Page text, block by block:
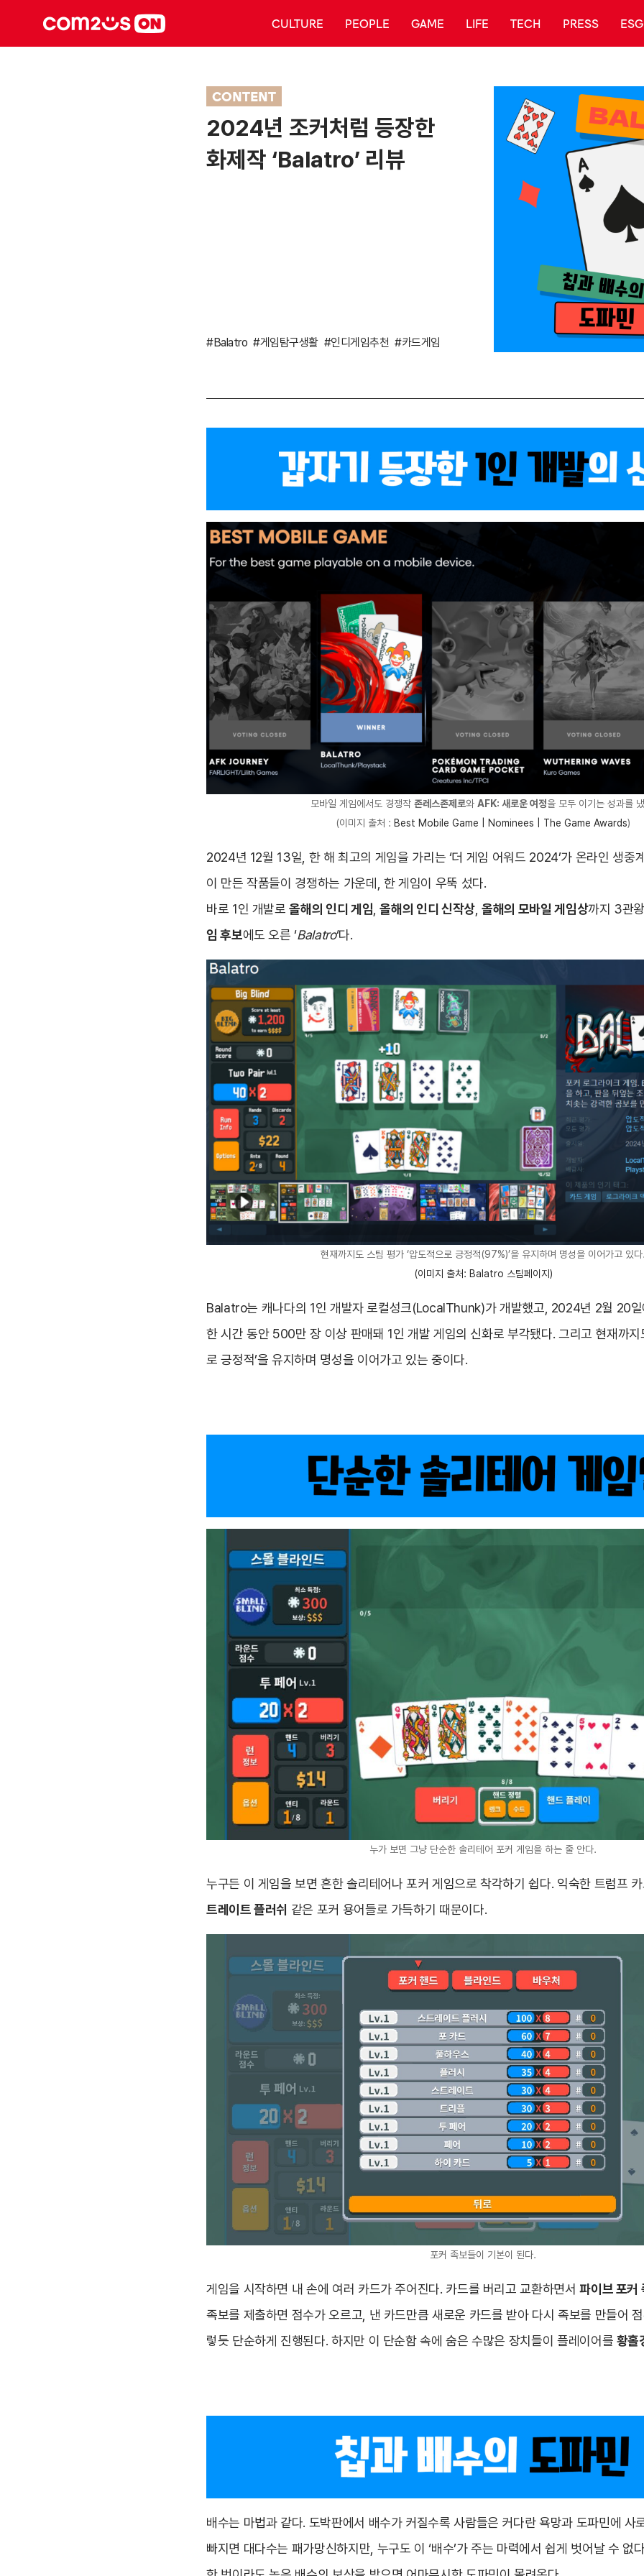
CULTURE PEOPLE GAME LIFE TECH PRESS ESG
CONTENT
2024년 조커처럼 등장한
화제작 ‘Balatro’ 리뷰
#Balatro #게임탐구생활 #인디게임추천 #카드게임
모바일 게임에서도 경쟁작 존레스존제로와 AFK: 새로운 여정을 모두 이기는 성과를
(이미지 출처 : Best Mobile Game | Nominees | The Game Awards)
2024년 12월 13일, 한 해 최고의 게임을 가리는 ‘더 게임 어워드 2024’가 온라인 생중
이 만든 작품들이 경쟁하는 가운데, 한 게임이 우뚝 섰다.
바로 1인 개발로올해의 인디 게임 ,올해의 인디 신작상,올해의 모바일 게임상까지 3관
임 후보에도 오른 ‘Balatro‘다.
현재까지도 스팀 평가 ‘압도적으로 긍정적(97%)’을 유지하며 명성을 이어가고 있
(이미지 출처: Balatro 스팀페이지)
Balatro는 캐나다의 1인 개발자 로컬성크(LocalThunk)가 개발했고, 2024년 2월 20일
한 시간 동안 500만 장 이상 판매돼 1인 개발 게임의 신화로 부각됐다. 그리고 현재까지
로 긍정적’을 유지하며 명성을 이어가고 있는 중이다.
누가 보면 그냥 단순한 솔리테어 포커 게임을 하는 줄 안다.
누구든 이 게임을 보면 흔한 솔리테어나 포커 게임으로 착각하기 쉽다. 익숙한 트럼프
트레이트 플러쉬 같은 포커 용어들로 가득하기 때문이다.
포커 족보들이 기본이 된다.
게임을 시작하면 내 손에 여러 카드가 주어진다. 카드를 버리고 교환하면서파이브 포커
족보를 제출하면 점수가 오르고, 낸 카드만큼 새로운 카드를 받아 다시 족보를 만들어
렇듯 단순하게 진행된다. 하지만 이 단순함 속에 숨은 수많은 장치들이 플레이어를 황홀
배수는 마법과 같다. 도박판에서 배수가 커질수록 사람들은 커다란 욕망과 도파민에 사
빠지면 대다수는 패가망신하지만, 누구도 이 ‘배수’가 주는 마력에서 쉽게 벗어날 수 없